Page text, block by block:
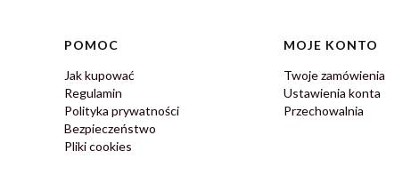
Linki w stopce
POMOC
Jak kupować
Regulamin
Polityka prywatności
Bezpieczeństwo
Pliki cookies
MOJE KONTO
Twoje zamówienia
Ustawienia konta
Przechowalnia